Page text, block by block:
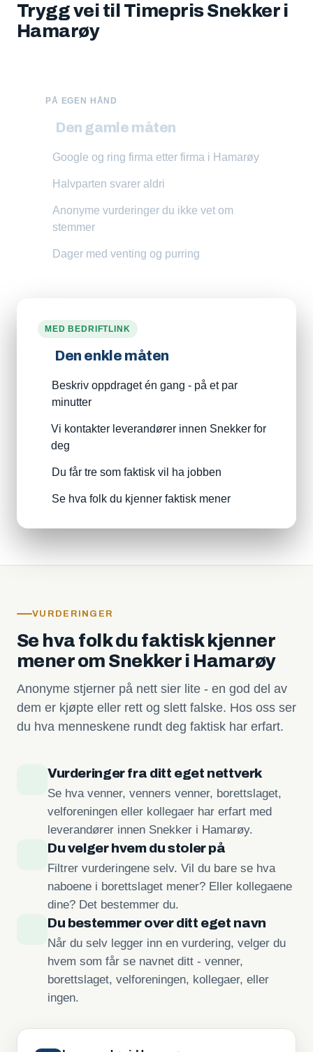
Trygg vei til Timepris Snekker i
Hamarøy
PÅ EGEN HÅND
Den gamle måten
Google og ring firma etter firma i Hamarøy
Halvparten svarer aldri
Anonyme vurderinger du ikke vet om
stemmer
Dager med venting og purring
MED BEDRIFTLINK
Den enkle måten
Beskriv oppdraget én gang - på et par
minutter
Vi kontakter leverandører innen Snekker for
deg
Du får tre som faktisk vil ha jobben
Se hva folk du kjenner faktisk mener
VURDERINGER
Se hva folk du faktisk kjenner
mener om Snekker i Hamarøy
Anonyme stjerner på nett sier lite - en god del av
dem er kjøpte eller rett og slett falske. Hos oss ser
du hva menneskene rundt deg faktisk har erfart.
Vurderinger fra ditt eget nettverk
Se hva venner, venners venner, borettslaget,
velforeningen eller kollegaer har erfart med
leverandører innen Snekker i Hamarøy.
Du velger hvem du stoler på
Filtrer vurderingene selv. Vil du bare se hva
naboene i borettslaget mener? Eller kollegaene
dine? Det bestemmer du.
Du bestemmer over ditt eget navn
Når du selv legger inn en vurdering, velger du
hvem som får se navnet ditt - venner,
borettslaget, velforeningen, kollegaer, eller
ingen.